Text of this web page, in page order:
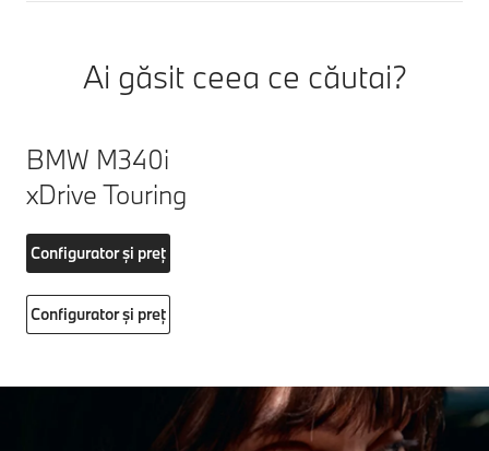
Ai găsit ceea ce căutai?
BMW M340i
xDrive Touring
Configurator și preț
Configurator și preț